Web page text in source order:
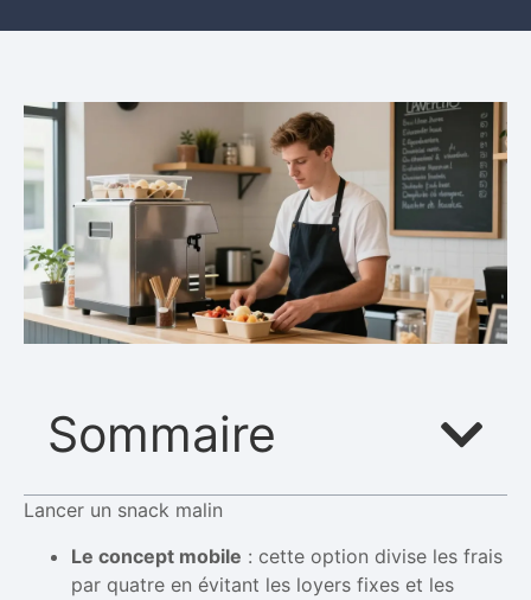
Sommaire
Lancer un snack malin
Le concept mobile : cette option divise les frais
par quatre en évitant les loyers fixes et les